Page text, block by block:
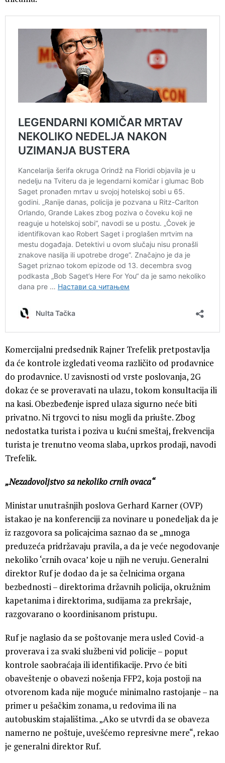
Komercijalni predsednik Rajner Trefelik pretpostavlja
da će kontrole izgledati veoma različito od prodavnice
do prodavnice. U zavisnosti od vrste poslovanja, 2G
dokaz će se proveravati na ulazu, tokom konsultacija ili
na kasi. Obezbeđenje ispred ulaza sigurno neće biti
privatno. Ni trgovci to nisu mogli da priušte. Zbog
nedostatka turista i poziva u kućni smeštaj, frekvencija
turista je trenutno veoma slaba, uprkos prodaji, navodi
Trefelik.
„Nezadovoljstvo sa nekoliko crnih ovaca“
Ministar unutrašnjih poslova Gerhard Karner (OVP)
istakao je na konferenciji za novinare u ponedeljak da je
iz razgovora sa policajcima saznao da se „mnoga
preduzeća pridržavaju pravila, a da je veće negodovanje
nekoliko ‘crnih ovaca’ koje u njih ne veruju. Generalni
direktor Ruf je dodao da je sa čelnicima organa
bezbednosti – direktorima državnih policija, okružnim
kapetanima i direktorima, sudijama za prekršaje,
razgovarano o koordinisanom pristupu.
Ruf je naglasio da se poštovanje mera usled Covid-a
proverava i za svaki službeni vid policije – poput
kontrole saobraćaja ili identifikacije. Prvo će biti
obaveštenje o obavezi nošenja FFP2, koja postoji na
otvorenom kada nije moguće minimalno rastojanje – na
primer u pešačkim zonama, u redovima ili na
autobuskim stajalištima. „Ako se utvrdi da se obaveza
namerno ne poštuje, uvešćemo represivne mere“, rekao
je generalni direktor Ruf.